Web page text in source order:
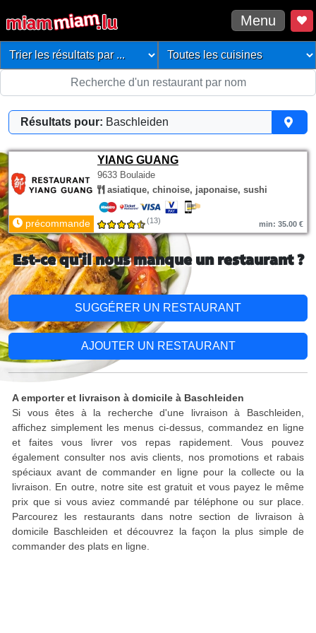
Menu
Résultats pour: Baschleiden
YIANG GUANG
9633 Boulaide
asiatique, chinoise, japonaise, sushi
précommande (13) min: 35.00 €
Est-ce qu'il nous manque un restaurant ?
SUGGÉRER UN RESTAURANT
AJOUTER UN RESTAURANT
A emporter et livraison à domicile à Baschleiden
Si vous êtes à la recherche d'une livraison à Baschleiden,
affichez simplement les menus ci-dessus, commandez en ligne
et faites vous livrer vos repas rapidement. Vous pouvez
également consulter nos avis clients, nos promotions et rabais
spéciaux avant de commander en ligne pour la collecte ou la
livraison. En outre, notre site est gratuit et vous payez le même
prix que si vous aviez commandé par téléphone ou sur place.
Parcourez les restaurants dans notre section de livraison à
domicile Baschleiden et découvrez la façon la plus simple de
commander des plats en ligne.